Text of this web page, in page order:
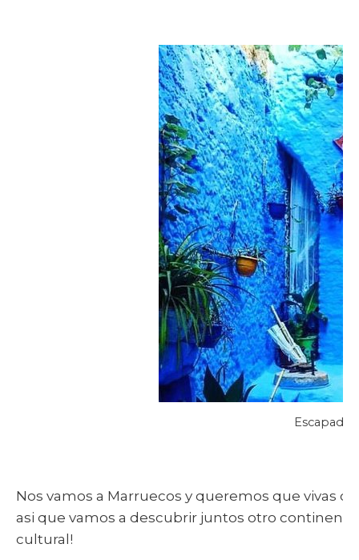
Escapada
Nos vamos a Marruecos y queremos que vivas
asi que vamos a descubrir juntos otro
cultural!